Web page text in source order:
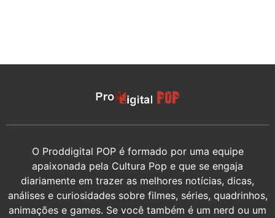
O Proddigital POP é formado por uma equipe
apaixonada pela Cultura Pop e que se engaja
diariamente em trazer as melhores notícias, dicas,
análises e curiosidades sobre filmes, séries, quadrinhos,
animações e games. Se você também é um nerd ou um